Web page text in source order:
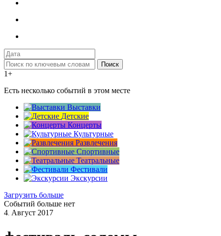
Поиск
1+
Есть несколько событий в этом месте
Выставки
Детские
Концерты
Культурные
Развлечения
Спортивные
Театральные
Фестивали
Экскурсии
Загрузить больше
Событий больше нет
4. Август 2017